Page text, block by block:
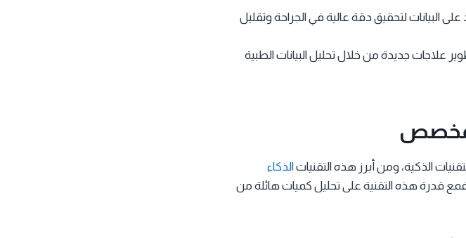
البيانات لتحقيق دقة عالية في الجراحة وتقليل
جديدة من خلال تحليل البيانات الطبية
الذكية، ومن أبرز هذه التقنياتالذكاء
قدرة هذه التقنية على تحليل كميات هائلة من